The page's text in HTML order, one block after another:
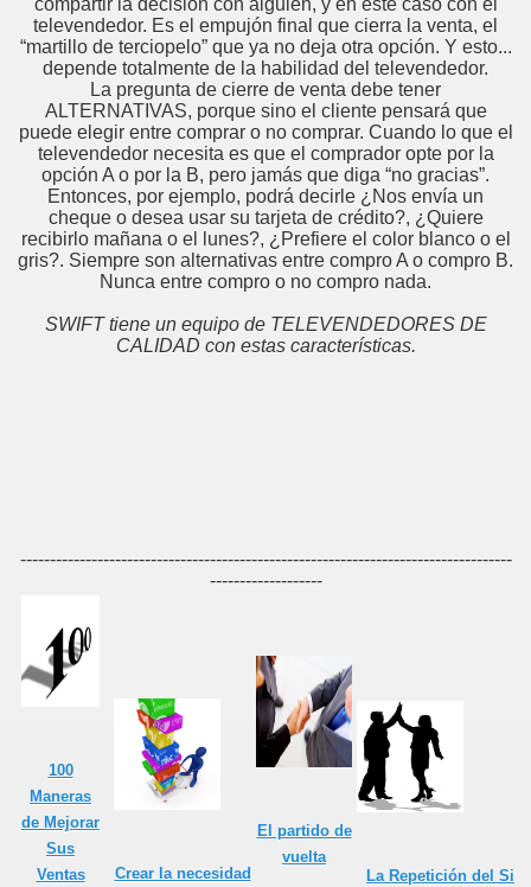
compartir la decisión con alguien, y en este caso con el
televendedor. Es el empujón final que cierra la venta, el
“martillo de terciopelo” que ya no deja otra opción. Y esto...
depende totalmente de la habilidad del televendedor.
La pregunta de cierre de venta debe tener
ALTERNATIVAS, porque sino el cliente pensará que
puede elegir entre comprar o no comprar. Cuando lo que el
televendedor necesita es que el comprador opte por la
opción A o por la B, pero jamás que diga “no gracias”.
Entonces, por ejemplo, podrá decirle ¿Nos envía un
cheque o desea usar su tarjeta de crédito?, ¿Quiere
recibirlo mañana o el lunes?, ¿Prefiere el color blanco o el
gris?. Siempre son alternativas entre compro A o compro B.
Nunca entre compro o no compro nada.
SWIFT tiene un equipo de TELEVENDEDORES DE
CALIDAD con estas características.
-----------------------------------------------------------------------------------
-------------------
100
Maneras
de Mejorar
Sus
Ventas
Crear la necesidad
El partido de
vuelta
La Repetición del Si
Las Ventas
cómo será tu llamada
cliente